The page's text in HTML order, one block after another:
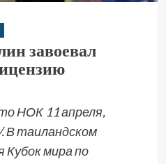
завоевал
НОК 11 апреля,
В таиландском
Кубок мира по